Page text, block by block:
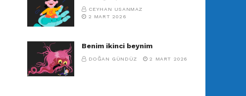
CEYHAN USANMAZ
2 MART 2026
Benim ikinci beynim
DOĞAN GÜNDÜZ 2 MART 2026